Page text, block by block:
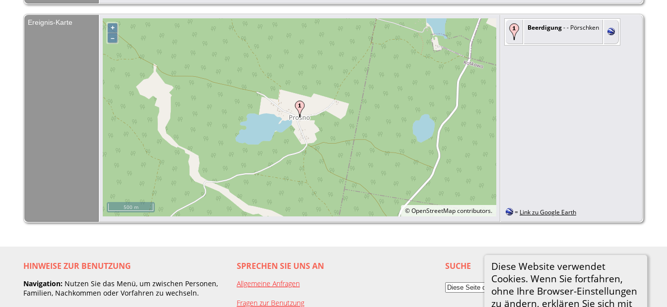
Diese Website verwendet
Cookies. Wenn Sie fortfahren,
ohne Ihre Browser-Einstellungen
zu ändern, erklären Sie sich mit
Ereignis-Karte
+
–
©OpenStreetMapcontributors.
500 m
Beerdigung- - Pörschken
= Link zu Google Earth
HINWEISE ZUR BENUTZUNG
Navigation: Nutzen Sie das Menü, um zwischen Personen,
Familien, Nachkommen oder Vorfahren zu wechseln.
SPRECHEN SIE UNS AN
Allgemeine Anfragen
Fragen zur Benutzung
SUCHE